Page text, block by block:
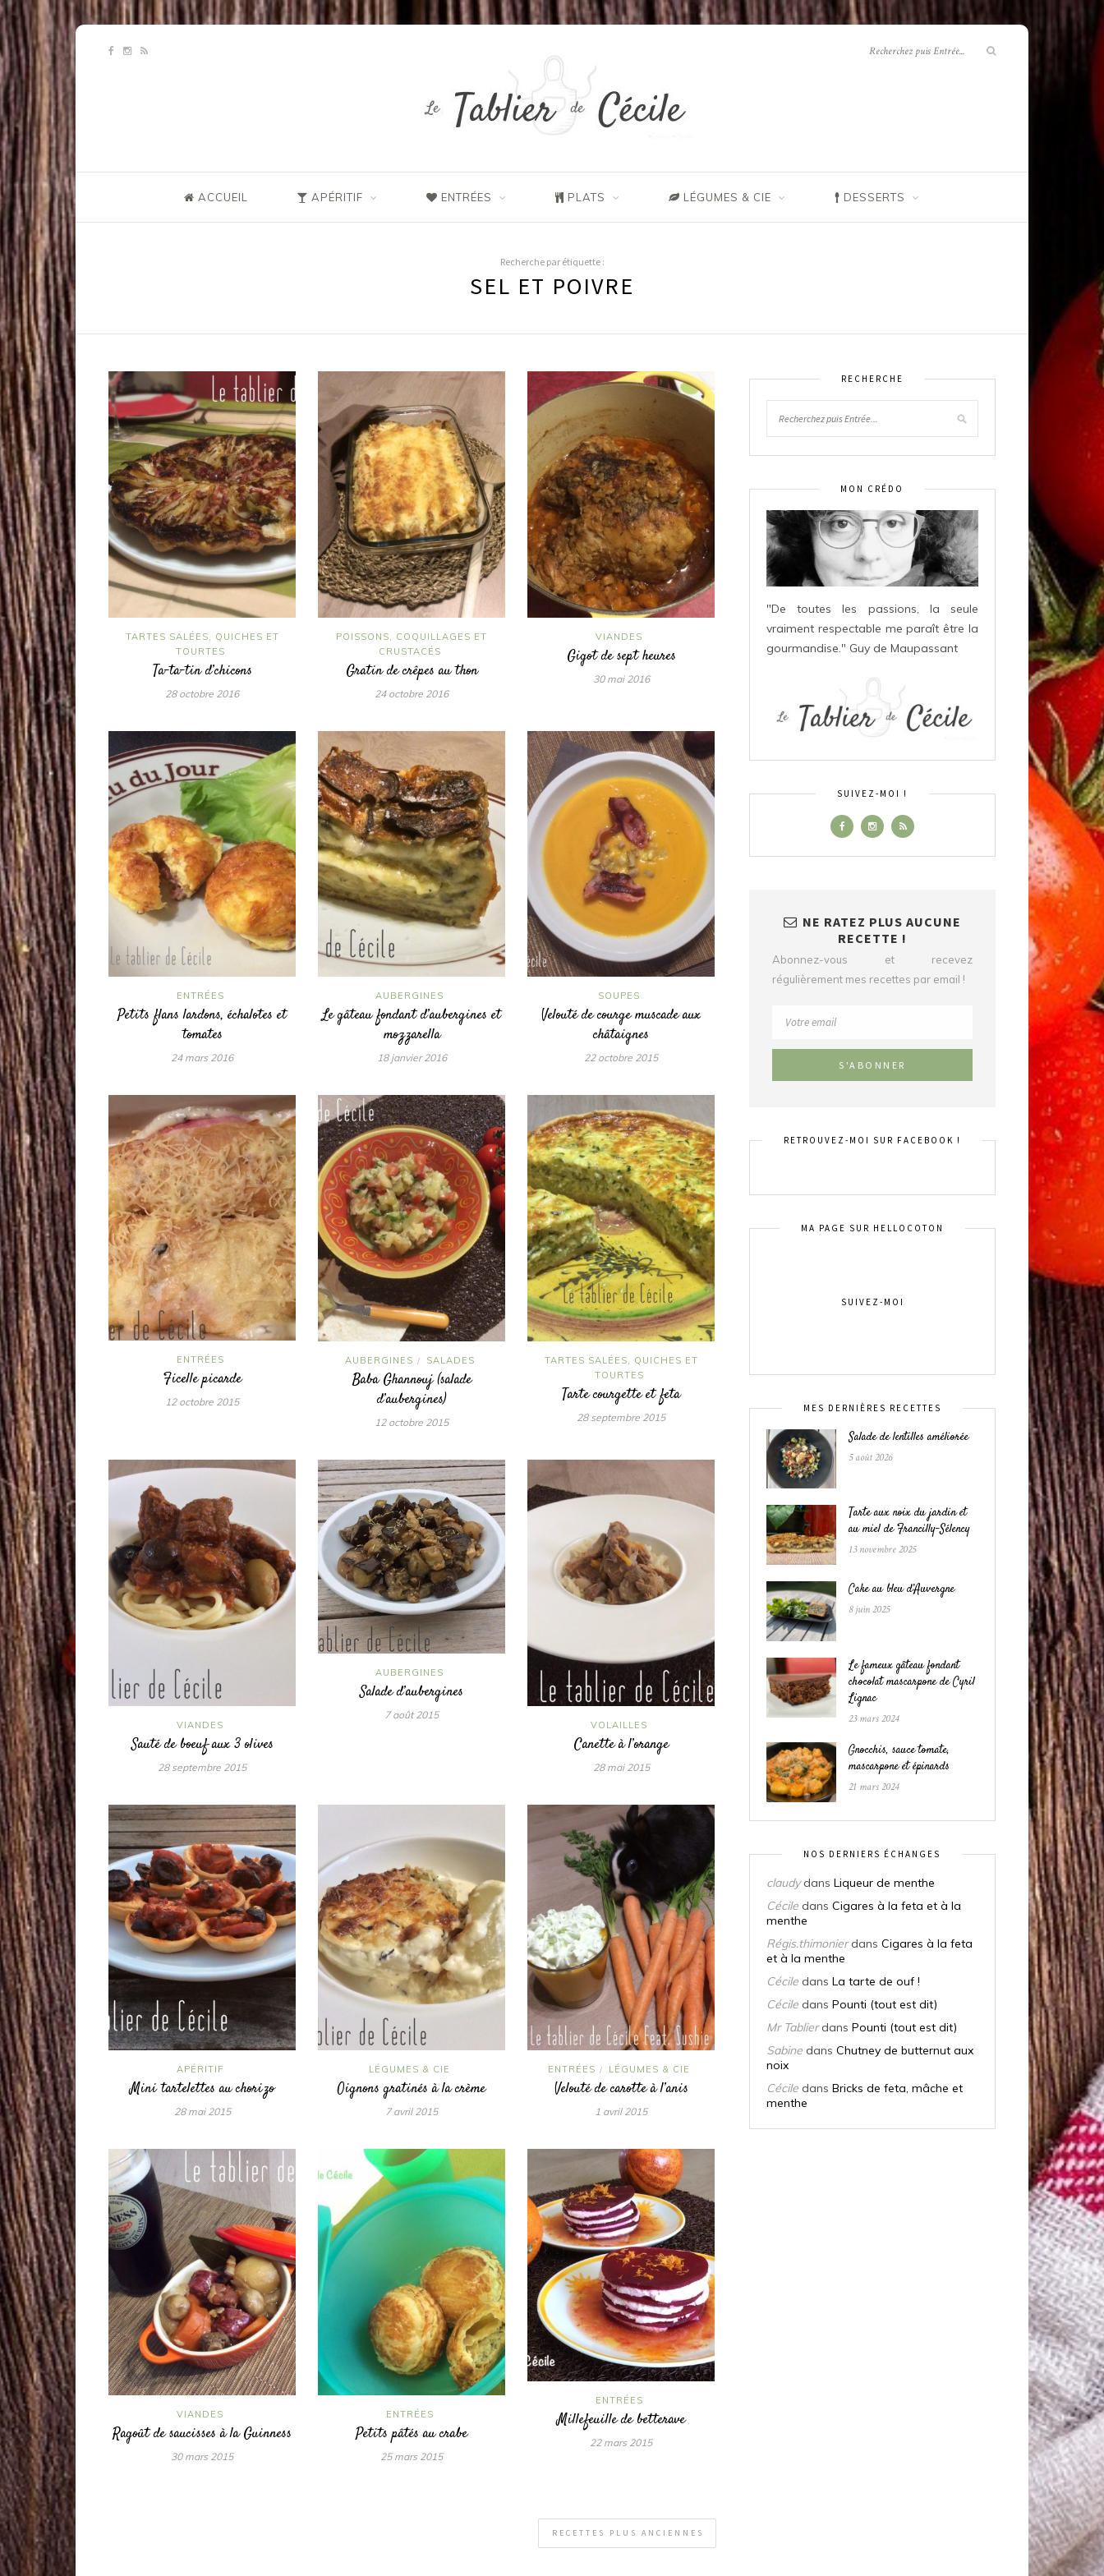
ACCUEIL APÉRITIF ENTRÉES PLATS LÉGUMES & CIE DESSERTS
Recherche par étiquette :
SEL ET POIVRE
TARTES SALÉES, QUICHES ET
TOURTES
Ta-ta-tin d’chicons
28 octobre 2016
POISSONS, COQUILLAGES ET
CRUSTACÉS
Gratin de crêpes au thon
24 octobre 2016
VIANDES
Gigot de sept heures
30 mai 2016
ENTRÉES
Petits flans lardons, échalotes et
tomates
24 mars 2016
AUBERGINES
Le gâteau fondant d’aubergines et
mozzarella
18 janvier 2016
SOUPES
Velouté de courge muscade aux
châtaignes
22 octobre 2015
ENTRÉES
Ficelle picarde
12 octobre 2015
AUBERGINES / SALADES
Baba Ghannouj (salade
d’aubergines)
12 octobre 2015
TARTES SALÉES, QUICHES ET
TOURTES
Tarte courgette et feta
28 septembre 2015
VIANDES
Sauté de boeuf aux 3 olives
28 septembre 2015
AUBERGINES
Salade d’aubergines
7 août 2015
VOLAILLES
Canette à l’orange
28 mai 2015
APÉRITIF
Mini tartelettes au chorizo
28 mai 2015
LÉGUMES & CIE
Oignons gratinés à la crème
7 avril 2015
ENTRÉES / LÉGUMES & CIE
Velouté de carotte à l’anis
1 avril 2015
VIANDES
Ragoût de saucisses à la Guinness
30 mars 2015
ENTRÉES
Petits pâtés au crabe
25 mars 2015
ENTRÉES
Millefeuille de betterave
22 mars 2015
RECETTES PLUS ANCIENNES
RECHERCHE
MON CRÉDO
"De toutes les passions, la seule
vraiment respectable me paraît être la
gourmandise." Guy de Maupassant
SUIVEZ-MOI !
NE RATEZ PLUS AUCUNE
RECETTE !
Abonnez-vous et recevez
régulièrement mes recettes par email !
RETROUVEZ-MOI SUR FACEBOOK !
MA PAGE SUR HELLOCOTON
SUIVEZ-MOI
MES DERNIÈRES RECETTES
Salade de lentilles améliorée
5 août 2026
Tarte aux noix du jardin et
au miel de Francilly-Sélency
13 novembre 2025
Cake au bleu d’Auvergne
8 juin 2025
Le fameux gâteau fondant
chocolat mascarpone de Cyril
Lignac
23 mars 2024
Gnocchis, sauce tomate,
mascarpone et épinards
21 mars 2024
NOS DERNIERS ÉCHANGES
claudydans Liqueur de menthe
Cécile dans Cigares à la feta et à la
menthe
Régis.thimonierdans Cigares à la feta
et à la menthe
Cécile dans La tarte de ouf !
Cécile dans Pounti (tout est dit)
Mr Tablierdans Pounti (tout est dit)
Sabine dans Chutney de butternut aux
noix
Cécile dans Bricks de feta, mâche et
menthe